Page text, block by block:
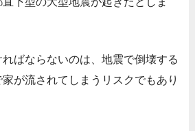
ばならないのは、地震で倒壊する
が流されてしまうリスクでもあり